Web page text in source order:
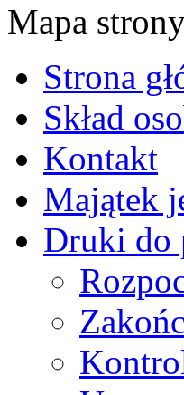
Mapa
Strona
Skład
Kontakt
Majątek
Druki do